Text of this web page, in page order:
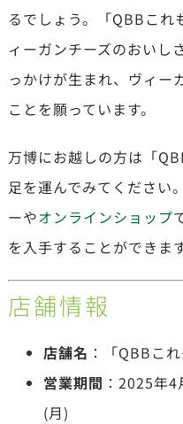
るでしょう。「QBBこれ
ィーガンチーズのおいし
っかけが生まれ、ヴィー
ことを願っています。
万博にお越しの方は「
足を運んでみてください
ーやオンラインショップ
を入手することができます
店舗情報
店舗名 ：「QBBこ
営業期間 ：2025年
(月)